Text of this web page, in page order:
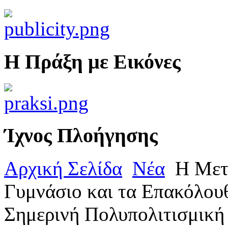
Η Πράξη με Εικόνες
Ίχνος Πλοήγησης
Αρχική Σελίδα Νέα Η
Γυμνάσιο και τα
Σημερινή